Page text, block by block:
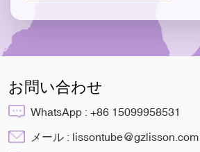
お問い合わせ
WhatsApp : +86 15099958531
メール : lissontube@gzlisson.com